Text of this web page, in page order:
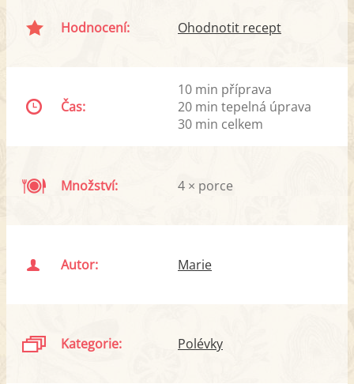
Hodnocení: Ohodnotit recept
Čas:
10 min příprava
20 min tepelná úprava
30 min celkem
Množství: 4 × porce
Autor: Marie
Kategorie: Polévky